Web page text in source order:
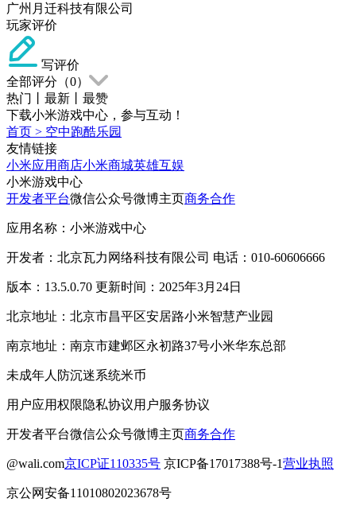
广州月迁科技有限公司
玩家评价
写评价
全部评分（0）
热门
最新
最赞
下载小米游戏中心，参与互动！
首页 > 空中跑酷乐园
友情链接
小米应用商店小米商城英雄互娱
小米游戏中心
开发者平台微信公众号微博主页商务合作
应用名称：小米游戏中心
开发者：北京瓦力网络科技有限公司 电话：010-60606666
版本：13.5.0.70 更新时间：2025年3月24日
北京地址：北京市昌平区安居路小米智慧产业园
南京地址：南京市建邺区永初路37号小米华东总部
未成年人防沉迷系统米币
用户应用权限隐私协议用户服务协议
开发者平台微信公众号微博主页商务合作
@wali.com京ICP证110335号 京ICP备17017388号-1营业执照
京公网安备11010802023678号